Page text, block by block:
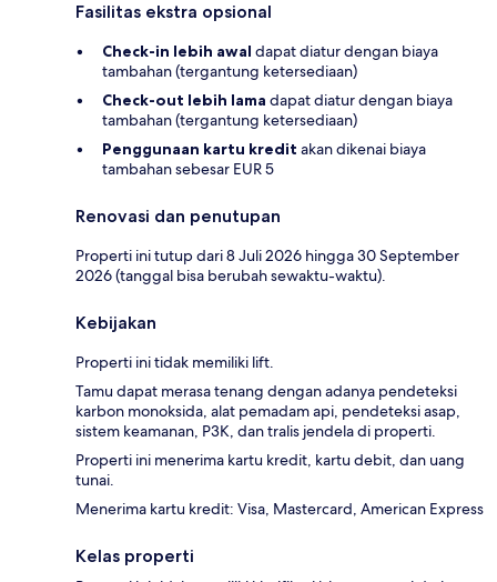
Fasilitas ekstra opsional
Check-in lebih awal dapat diatur dengan biaya
tambahan (tergantung ketersediaan)
Check-out lebih lama dapat diatur dengan biaya
tambahan (tergantung ketersediaan)
Penggunaan kartu kredit akan dikenai biaya
tambahan sebesar EUR 5
Renovasi dan penutupan
Properti ini tutup dari 8 Juli 2026 hingga 30 September
2026 (tanggal bisa berubah sewaktu-waktu).
Kebijakan
Properti ini tidak memiliki lift.
Tamu dapat merasa tenang dengan adanya pendeteksi
karbon monoksida, alat pemadam api, pendeteksi asap,
sistem keamanan, P3K, dan tralis jendela di properti.
Properti ini menerima kartu kredit, kartu debit, dan uang
tunai.
Menerima kartu kredit: Visa, Mastercard, American Express
Kelas properti